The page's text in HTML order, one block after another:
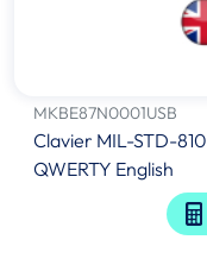
MKBE87N0001USB
Clavier MIL-STD-
QWERTY English